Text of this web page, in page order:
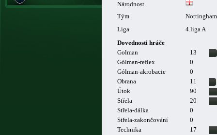
Národnost
Tým
Liga
4.liga A
Dovednosti hráče
Golman
13
Gólman-reflex
0
Gólman-akrobacie
0
Obrana
11
Útok
90
Střela
20
Střela-dálka
0
Střela-zakončování
0
Technika
17